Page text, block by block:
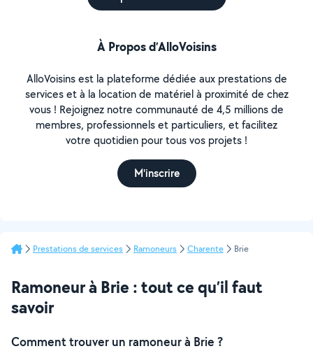
À Propos d’AlloVoisins
AlloVoisins est la plateforme dédiée aux prestations de
services et à la location de matériel à proximité de chez
vous ! Rejoignez notre communauté de 4,5 millions de
membres, professionnels et particuliers, et facilitez
votre quotidien pour tous vos projets !
M'inscrire
Prestations de services Ramoneurs Charente Brie
Ramoneur à Brie : tout ce qu’il faut
savoir
Comment trouver un ramoneur à Brie ?